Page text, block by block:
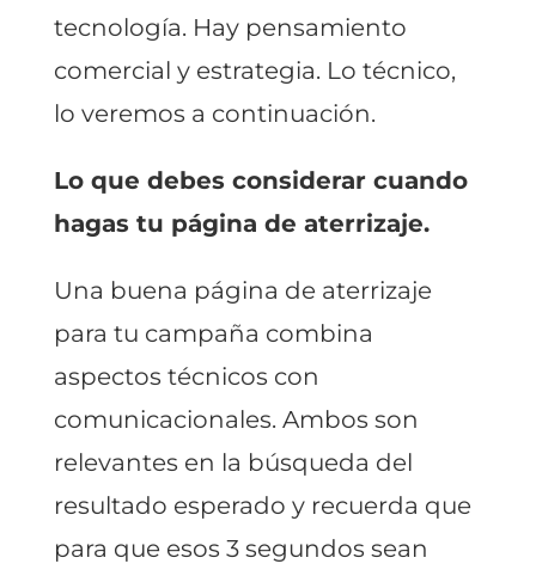
tecnología. Hay pensamiento
comercial y estrategia. Lo técnico,
lo veremos a continuación.
Lo que debes considerar cuando
hagas tu página de aterrizaje.
Una buena página de aterrizaje
para tu campaña combina
aspectos técnicos con
comunicacionales. Ambos son
relevantes en la búsqueda del
resultado esperado y recuerda que
para que esos 3 segundos sean